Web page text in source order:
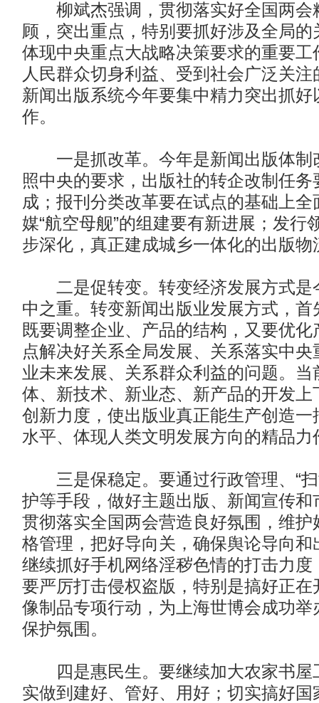
柳斌杰强调，贯彻落实好全国两会
顾，突出重点，特别要抓好涉及全局的
体现中央重点大战略决策要求的重要工
人民群众切身利益、受到社会广泛关
新闻出版系统今年要集中精力突出抓好
作。
一是抓改革。今年是新闻出版体制
照中央的要求，出版社的转企改制任
成；报刊分类改革要在试点的基础上全
媒“航空母舰”的组建要有新进展；发行
步深化，真正建成城乡一体化的出版物
二是促转变。转变经济发展方式是
中之重。转变新闻出版业发展方式，首
既要调整企业、产品的结构，又要优
点解决好关系全局发展、关系落实中
业未来发展、关系群众利益的问题。当
体、新技术、新业态、新产品的开发上
创新力度，使出版业真正能生产创造一
水平、体现人类文明发展方向的精品力
三是保稳定。要通过行政管理、“扫
护等手段，做好主题出版、新闻宣传和
贯彻落实全国两会营造良好氛围，维护
格管理，把好导向关，确保舆论导向和
继续抓好手机网络淫秽色情的打击力度
要严厉打击侵权盗版，特别是搞好正在
像制品专项行动，为上海世博会成功举
保护氛围。
四是惠民生。要继续加大农家书屋
实做到建好、管好、用好；切实搞好国